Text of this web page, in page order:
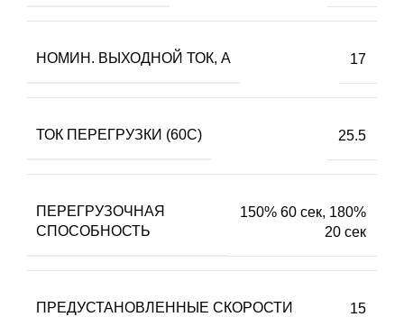
НОМИН. ВЫХОДНОЙ ТОК, А 17
ТОК ПЕРЕГРУЗКИ (60С) 25.5
ПЕРЕГРУЗОЧНАЯ
СПОСОБНОСТЬ
150% 60 сек, 180%
20 сек
ПРЕДУСТАНОВЛЕННЫЕ СКОРОСТИ 15